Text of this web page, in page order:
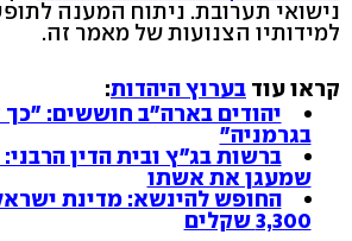
נישואי תערובת. ניתוח המענה
למידותיו הצנועות של מאמר זה.
קראו עוד בערוץ היהדות:
יהודים בארה"ב חוששים: "כך
בגרמניה"
ברשות בג"ץ ובית הדין
שמעגן את אשתו
החופש להינשא: מדינת
3,300 שקלים